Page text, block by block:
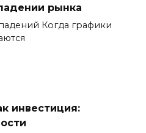
рынка
Когда графики
инвестиция: